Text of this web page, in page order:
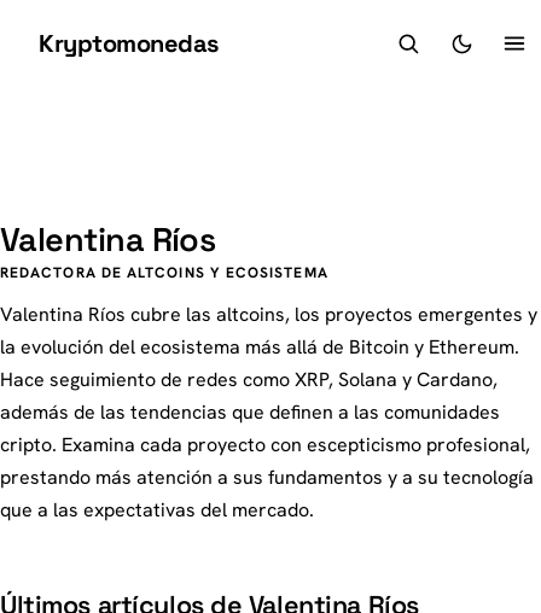
Kryptomonedas
Valentina Ríos
REDACTORA DE ALTCOINS Y ECOSISTEMA
Valentina Ríos cubre las altcoins, los proyectos emergentes y
la evolución del ecosistema más allá de Bitcoin y Ethereum.
Hace seguimiento de redes como XRP, Solana y Cardano,
además de las tendencias que definen a las comunidades
cripto. Examina cada proyecto con escepticismo profesional,
prestando más atención a sus fundamentos y a su tecnología
que a las expectativas del mercado.
Últimos artículos de Valentina Ríos